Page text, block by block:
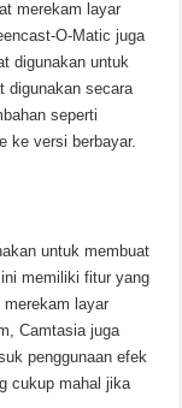
merekam layar
O-Matic juga
digunakan untuk
digunakan secara
seperti
ke versi berbayar.
untuk membuat
memiliki fitur yang
merekam layar
Camtasia juga
penggunaan efek
cukup mahal jika